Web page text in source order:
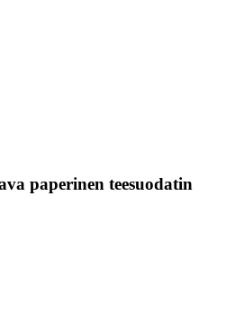
paperinen teesuodatin